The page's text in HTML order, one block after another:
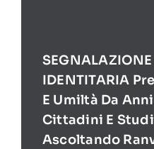
SEGNALAZIONE
IDENTITARIA
E Umiltà Da
Cittadini E
Ascoltando